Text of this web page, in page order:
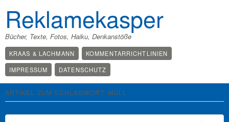
Reklamekasper
Bücher, Texte, Fotos, Haiku, Denkanstöße
KRAAS & LACHMANN
KOMMENTARRICHTLINIEN
IMPRESSUM
DATENSCHUTZ
ARTIKEL ZUM SCHLAGWORT: MÜLL